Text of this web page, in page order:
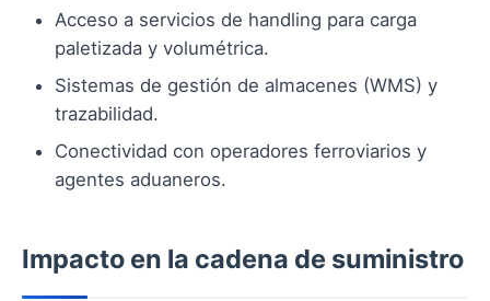
Acceso a servicios de handling para carga
paletizada y volumétrica.
Sistemas de gestión de almacenes (WMS) y
trazabilidad.
Conectividad con operadores ferroviarios y
agentes aduaneros.
Impacto en la cadena de suministro